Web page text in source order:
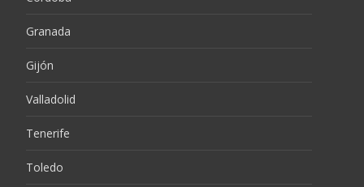
Granada
Gijón
Valladolid
Tenerife
Toledo